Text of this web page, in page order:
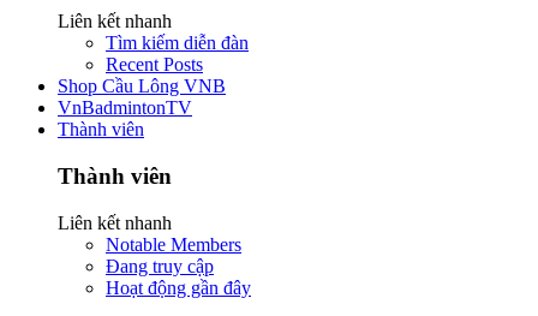
Liên kết nhanh
Tìm kiếm diễn đàn
Recent Posts
Shop Cầu Lông VNB
VnBadmintonTV
Thành viên
Thành viên
Liên kết nhanh
Notable Members
Đang truy cập
Hoạt động gần đây